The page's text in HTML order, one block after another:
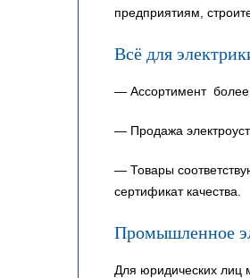
предприятиям,
Всё для
— Ассортимент более
— Продажа
— Товары
сертификат качества.
Промышленное
Для юридических лиц